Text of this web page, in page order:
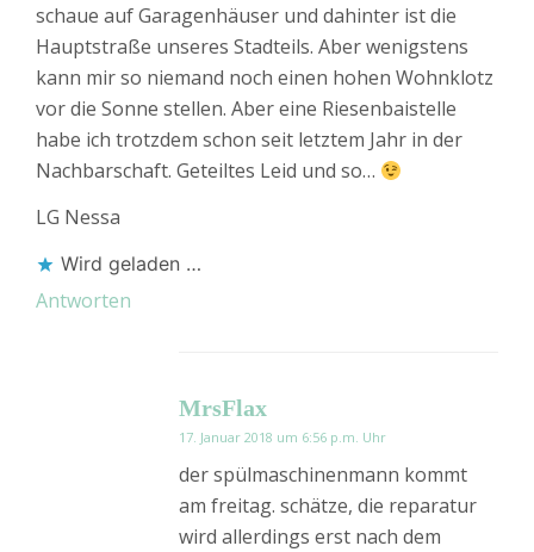
schaue auf Garagenhäuser und dahinter ist die
Hauptstraße unseres Stadteils. Aber wenigstens
kann mir so niemand noch einen hohen Wohnklotz
vor die Sonne stellen. Aber eine Riesenbaistelle
habe ich trotzdem schon seit letztem Jahr in der
Nachbarschaft. Geteiltes Leid und so…
LG Nessa
Wird geladen …
Antworten
MrsFlax
17. Januar 2018 um 6:56 p.m. Uhr
der spülmaschinenmann kommt
am freitag. schätze, die reparatur
wird allerdings erst nach dem